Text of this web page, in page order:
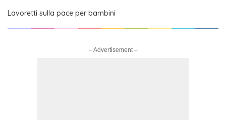
Lavoretti sulla pace per bambini
– Advertisement –